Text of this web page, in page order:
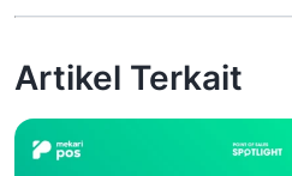
Artikel Terkait